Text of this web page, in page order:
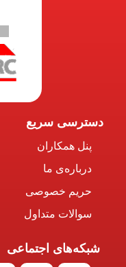
دسترسی سریع
پنل همکاران
درباره‌ی ما
حریم خصوصی
سوالات متداول
شبکه‌های اجتماعی